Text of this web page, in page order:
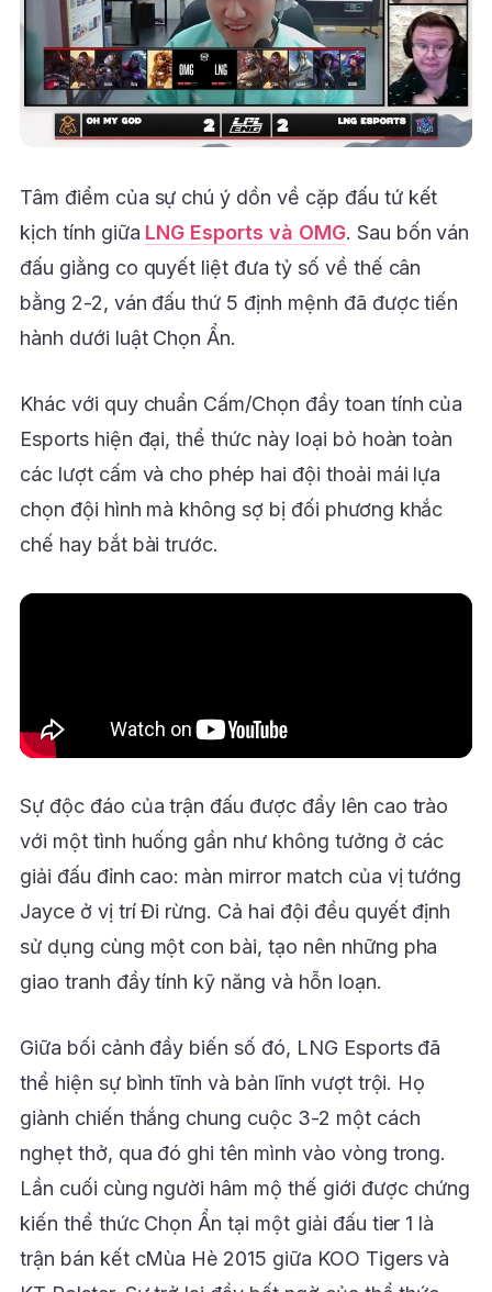
Tâm điểm của sự chú ý dồn về cặp đấu tứ kết
kịch tính giữa LNG Esports và OMG. Sau bốn ván
đấu giằng co quyết liệt đưa tỷ số về thế cân
bằng 2-2, ván đấu thứ 5 định mệnh đã được tiến
hành dưới luật Chọn Ẩn.
Khác với quy chuẩn Cấm/Chọn đầy toan tính của
Esports hiện đại, thể thức này loại bỏ hoàn toàn
các lượt cấm và cho phép hai đội thoải mái lựa
chọn đội hình mà không sợ bị đối phương khắc
chế hay bắt bài trước.
Sự độc đáo của trận đấu được đẩy lên cao trào
với một tình huống gần như không tưởng ở các
giải đấu đỉnh cao: màn mirror match của vị tướng
Jayce ở vị trí Đi rừng. Cả hai đội đều quyết định
sử dụng cùng một con bài, tạo nên những pha
giao tranh đầy tính kỹ năng và hỗn loạn.
Giữa bối cảnh đầy biến số đó, LNG Esports đã
thể hiện sự bình tĩnh và bản lĩnh vượt trội. Họ
giành chiến thắng chung cuộc 3-2 một cách
nghẹt thở, qua đó ghi tên mình vào vòng trong.
Lần cuối cùng người hâm mộ thế giới được chứng
kiến thể thức Chọn Ẩn tại một giải đấu tier 1 là
trận bán kết cMùa Hè 2015 giữa KOO Tigers và